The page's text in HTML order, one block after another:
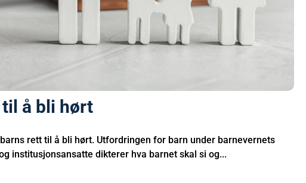
å bli hørt
rett til å bli hørt. Utfordringen for barn under barnevernets
institusjonsansatte dikterer hva barnet skal si og...